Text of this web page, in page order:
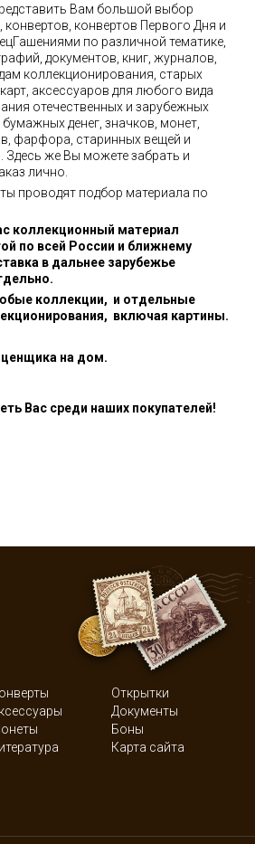
Вам большой выбор
конвертов Первого Дня и
по различной тематике,
документов, книг, журналов,
коллекционирования, старых
аксессуаров для любого вида
отечественных и зарубежных
денег, значков, монет,
фарфора, старинных вещей и
Здесь же Вы можете забрать и
лично.
проводят подбор материала по
коллекционный материал
по всей России и ближнему
в дальнее зарубежье
коллекции, и отдельные
включая картины.
на дом.
Вас среди наших покупателей!
Открытки
Документы
Боны
Карта сайта